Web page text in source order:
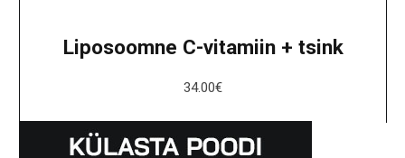
Liposoomne C-vitamiin + tsink
34.00€